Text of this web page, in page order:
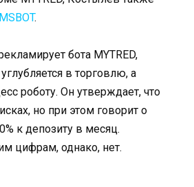
MSBOT.
бота MYTRED,
в торговлю, а
роботу. Он утверждает, что
но при этом говорит о
к депозиту в месяц.
цифрам, однако, нет.